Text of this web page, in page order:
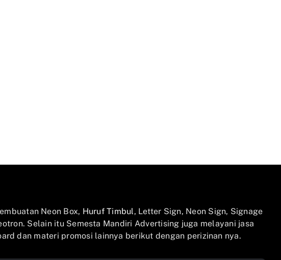
Neon Box, Huruf Timbul, Letter Sign, Neon Sign, Signage
Selain itu Semesta Mandiri Advertising juga melayani jasa
dan materi promosi lainnya berikut dengan perizinan nya.